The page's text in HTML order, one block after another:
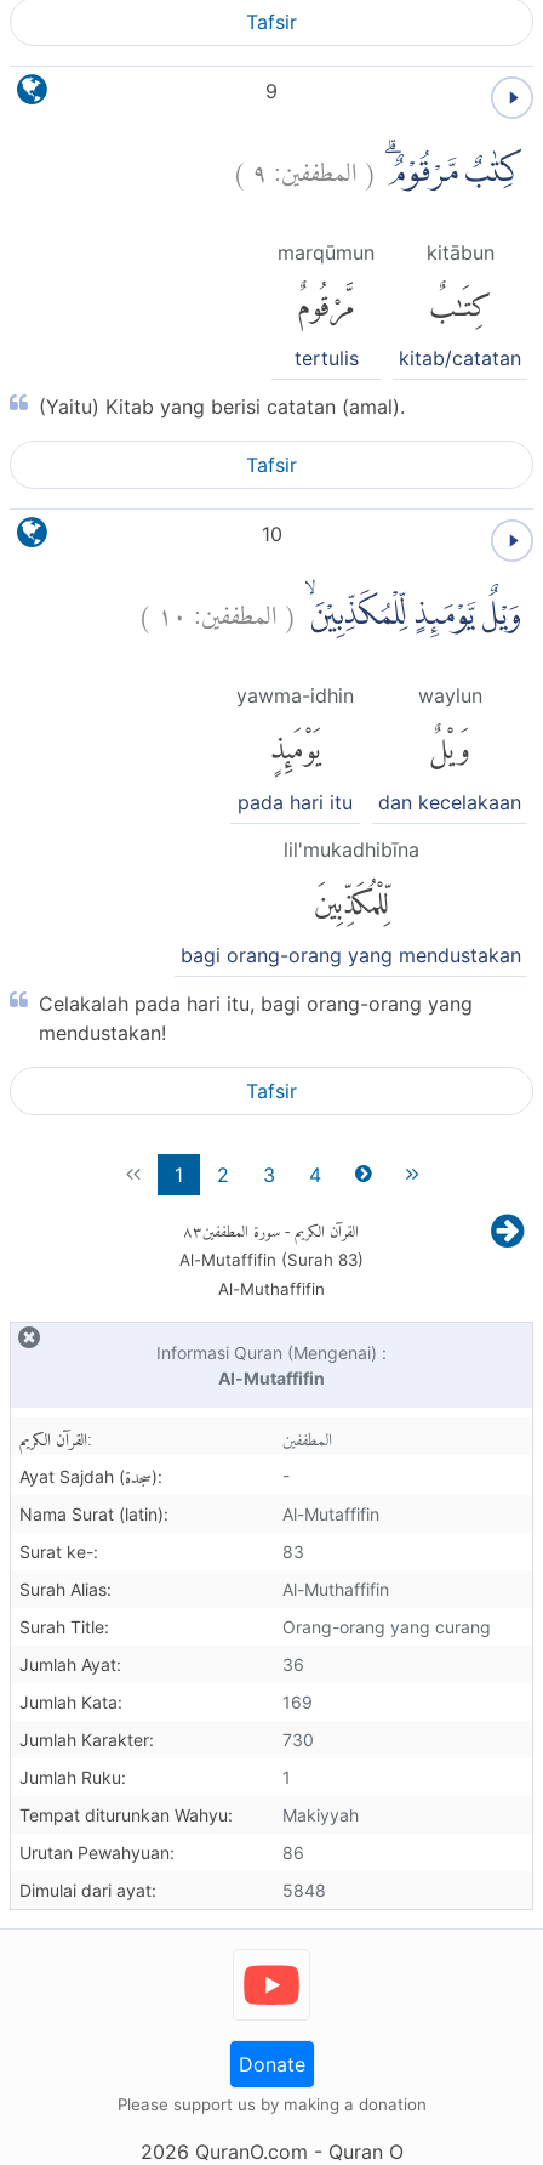
Tafsir
9
كِتٰبٌ مَّرْقُوْمٌۗ (المطففين:٩)
kitābun
كِتَٰبٌ
kitab/catatan
marqūmun
مَّرْقُومٌ
tertulis
(Yaitu) Kitab yang berisi catatan (amal).
Tafsir
10
وَيْلٌ يَّوْمَىِٕذٍ لِّلْمُكَذِّبِيْنَۙ (المطففين: ١٠ )
waylun
وَيْلٌ
dan kecelakaan
yawma-idhin
يَوْمَئِذٍ
pada hari itu
lil'mukadhibīna
لِّلْمُكَذِّبِينَ
bagi orang-orang yang mendustakan
Celakalah pada hari itu, bagi orang-orang yang
mendustakan!
Tafsir
1 2 3 4
القرآن الكريم- سورة المطففين٨٣
Al-Mutaffifin (Surah 83)
Al-Muthaffifin
Informasi Quran (Mengenai) :
Al-Mutaffifin
القرآن الكريم: المطففين
Ayat Sajdah (سجدة):
-
Nama Surat (latin):
Al-Mutaffifin
Surat ke-:
83
Surah Alias:
Al-Muthaffifin
Surah Title:
Orang-orang yang curang
Jumlah Ayat:
36
Jumlah Kata:
169
Jumlah Karakter:
730
Jumlah Ruku:
1
Tempat diturunkan Wahyu:
Makiyyah
Urutan Pewahyuan:
86
Dimulai dari ayat:
5848
Donate
Please support us by making a donation
2026 QuranO.com - Quran O